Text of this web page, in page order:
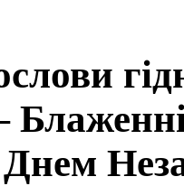
Днем